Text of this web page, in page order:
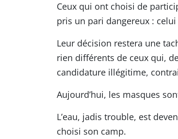
Ceux qui ont choisi de
pris un pari dangereux : celui
Leur décision restera une
rien différents de ceux qui,
candidature illégitime,
Aujourd’hui, les masques
L’eau, jadis trouble, est
choisi son camp.